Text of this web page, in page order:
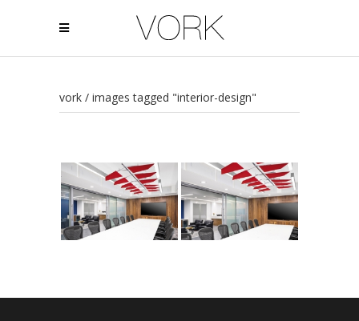
vork / images tagged "interior-design"